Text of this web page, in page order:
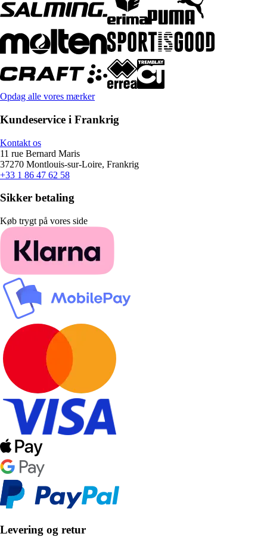
Opdag alle vores mærker
Kundeservice i Frankrig
Kontakt os
11 rue Bernard Maris
37270 Montlouis-sur-Loire, Frankrig
+33 1 86 47 62 58
Sikker betaling
Køb trygt på vores side
Levering og retur